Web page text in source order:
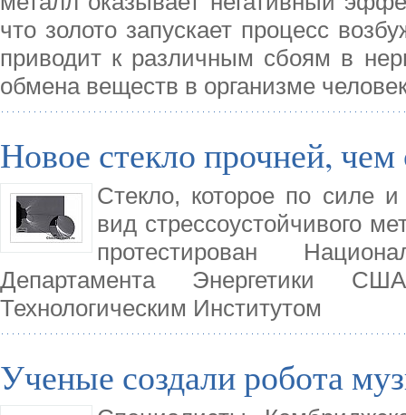
что золото запускает процесс
приводит к различным сбоям в
обмена веществ в организме
Новое стекло прочней, чем
Стекло, которое по силе
вид стрессоустойчивого
протестирован
Департамента Энергетики
Технологическим Институтом
Ученые создали робота